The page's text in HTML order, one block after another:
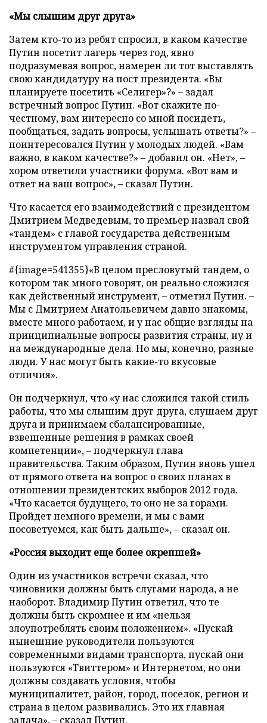
«Мы слышим друг друга»
Затем кто-то из ребят спросил, в каком качестве
Путин посетит лагерь через год, явно
подразумевая вопрос, намерен ли тот выставлять
свою кандидатуру на пост президента. «Вы
планируете посетить «Селигер»?» – задал
встречный вопрос Путин. «Вот скажите по-
честному, вам интересно со мной посидеть,
пообщаться, задать вопросы, услышать ответы?» –
поинтересовался Путин у молодых людей. «Вам
важно, в каком качестве?» – добавил он. «Нет», –
хором ответили участники форума. «Вот вам и
ответ на ваш вопрос», – сказал Путин.
Что касается его взаимодействий с президентом
Дмитрием Медведевым, то премьер назвал свой
«тандем» с главой государства действенным
инструментом управления страной.
#{image=541355}«В целом пресловутый тандем, о
котором так много говорят, он реально сложился
как действенный инструмент, – отметил Путин. –
Мы с Дмитрием Анатольевичем давно знакомы,
вместе много работаем, и у нас общие взгляды на
принципиальные вопросы развития страны, ну и
на международные дела. Но мы, конечно, разные
люди. У нас могут быть какие-то вкусовые
отличия».
Он подчеркнул, что «у нас сложился такой стиль
работы, что мы слышим друг друга, слушаем друг
друга и принимаем сбалансированные,
взвешенные решения в рамках своей
компетенции», – подчеркнул глава
правительства. Таким образом, Путин вновь ушел
от прямого ответа на вопрос о своих планах в
отношении президентских выборов 2012 года.
«Что касается будущего, то оно не за горами.
Пройдет немного времени, и мы с вами
посоветуемся, как быть дальше», – сказал он.
«Россия выходит еще более окрепшей»
Один из участников встречи сказал, что
чиновники должны быть слугами народа, а не
наоборот. Владимир Путин ответил, что те
должны быть скромнее и им «нельзя
злоупотреблять своим положением». «Пускай
нынешние руководители пользуются
современными видами транспорта, пускай они
пользуются «Твиттером» и Интернетом, но они
должны создавать условия, чтобы
муниципалитет, район, город, поселок, регион и
страна в целом развивались. Это их главная
задача», – сказал Путин.